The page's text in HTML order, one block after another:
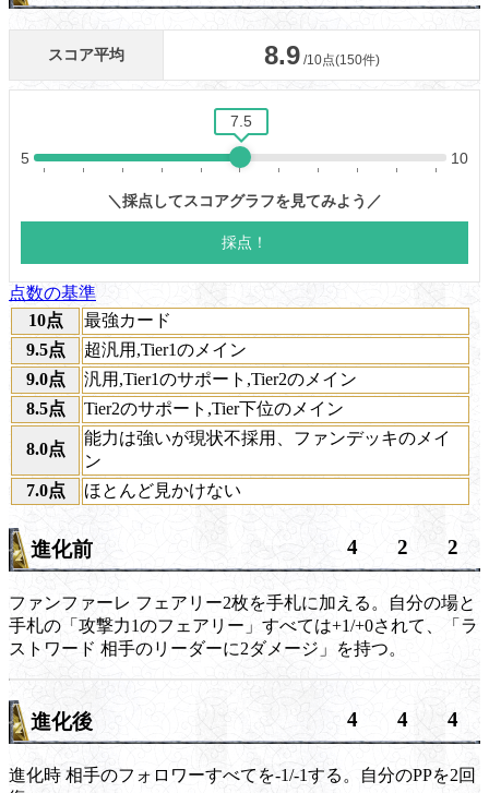
点数の基準
10点
最強カード
9.5点
超汎用,Tier1のメイン
9.0点
汎用,Tier1のサポート,Tier2のメイン
8.5点
Tier2のサポート,Tier下位のメイン
8.0点
能力は強いが現状不採用、ファンデッキのメイ
ン
7.0点
ほとんど見かけない
進化前 4 2 2
ファンファーレ フェアリー2枚を手札に加える。自分の場と
手札の「攻撃力1のフェアリー」すべては+1/+0されて、「 ラ
ストワード 相手のリーダーに2ダメージ」を持つ。
進化後 4 4 4
進化時 相手のフォロワーすべてを-1/-1する。自分のPPを2回